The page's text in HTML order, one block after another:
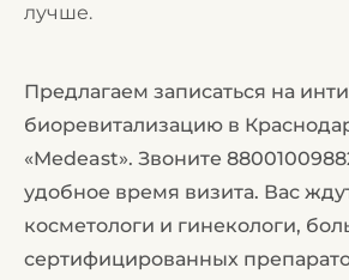
лучше.
Предлагаем записаться на
биоревитализацию в
«Medeast». Звоните
удобное время визита. Вас
косметологи и гинекологи,
сертифицированных